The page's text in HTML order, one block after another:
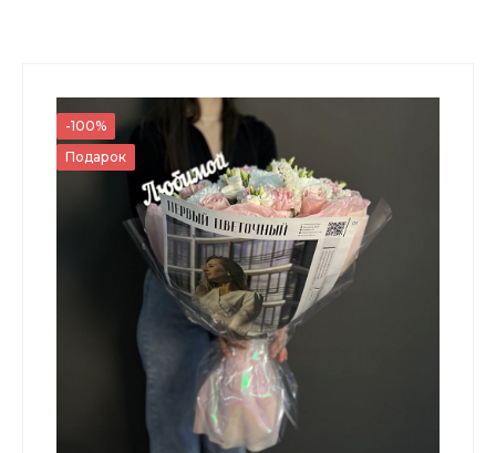
150 ₽
- +
В корзину
Топпер "Любимой бабушке"
-100%
Подарок